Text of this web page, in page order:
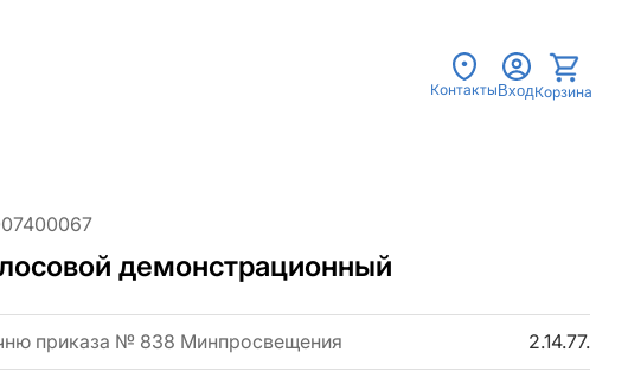
Контакты ВходКорзина
демонстрационный
приказа № 838 Минпросвещения 2.14.77.